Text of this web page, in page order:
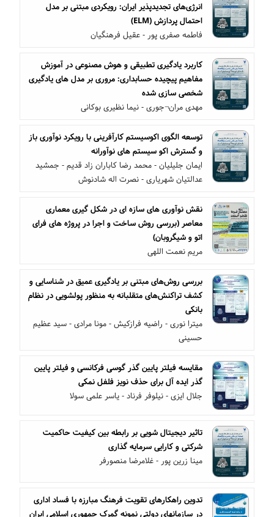
انرژی‌های تجدیدپذیر ایران: رویکردی مبتنی بر مدل
احتمال پردازش (ELM)
فاطمه صفری پور - عقیل فرهنگیان
کاربرد یادگیری تطبیقی و هوش مصنوعی در آموزش
مفاهیم پیچیده حسابداری: مروری بر مدل های یادگیری
شخصی سازی شده
مهدی مران¬جوری - نیما نظیری بوکانی
توسعه الگوی اکوسیستم کارآفرینی با رویکرد نوآوری باز
و گسترش اکو سیستم های نوآورانه
ایمان جلیلیان - محمد رضا کاباران زاد قدیم - جمشید
عدالتیان شهریاری - نصرت اله شادنوش
نقش نوآوری های سازه ای در شکل گیری معماری
معاصر (بررسی روش ساخت و اجرا در پروژه های فرای
اتو و شیگروبان)
مریم نعمت اللهی
بررسی روش‌های مبتنی بر یادگیری عمیق در شناسایی و
کشف تراکنش‌های متقلبانه به منظور پولشویی در نظام
بانکی
میترا نوری - راضیه فرازکیش - مونا مرادی - سید عظیم
حسینی
مقایسه فیلتر پایین گذر گوسی فرکانسی و فیلتر پایین
گذر ایده آل برای حذف نویز فلفل نمکی
جلال ایزی - نیلوفر فرناد - یاسر علمی سولا
تاثیر دیجیتال شویی بر رابطه بین کیفیت حاکمیت
شرکتی و کارایی سرمایه گذاری
مینا زرین پور - غلامرضا منصورفر
تدوین راهکارهای تقویت فرهنگ مبارزه با فساد اداری
در سازمانهای دولتی نمونه گمرک جمهوری اسلامی ایران